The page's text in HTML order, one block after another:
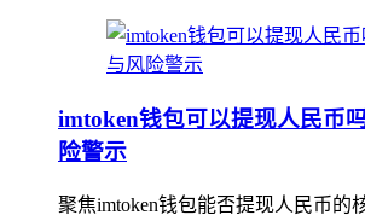
imtoken钱包可以提现人民币
险警示
聚焦imtoken钱包能否提现人民币的